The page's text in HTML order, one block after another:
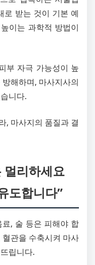
로 받는 것이 기본 예
이는 과학적 방법이
부 자극 가능성이 높
해하며, 마사지사의
니다.
, 마사지의 품질과 결
멀리하세요
도합니다”
, 술 등은 피해야 합
관을 수축시켜 마사
립니다.